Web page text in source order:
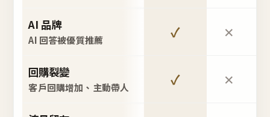
AI 品牌
AI 回答被優質推薦 ✓ ✕
回購裂變
客戶回購增加、主動帶人 ✓ ✕